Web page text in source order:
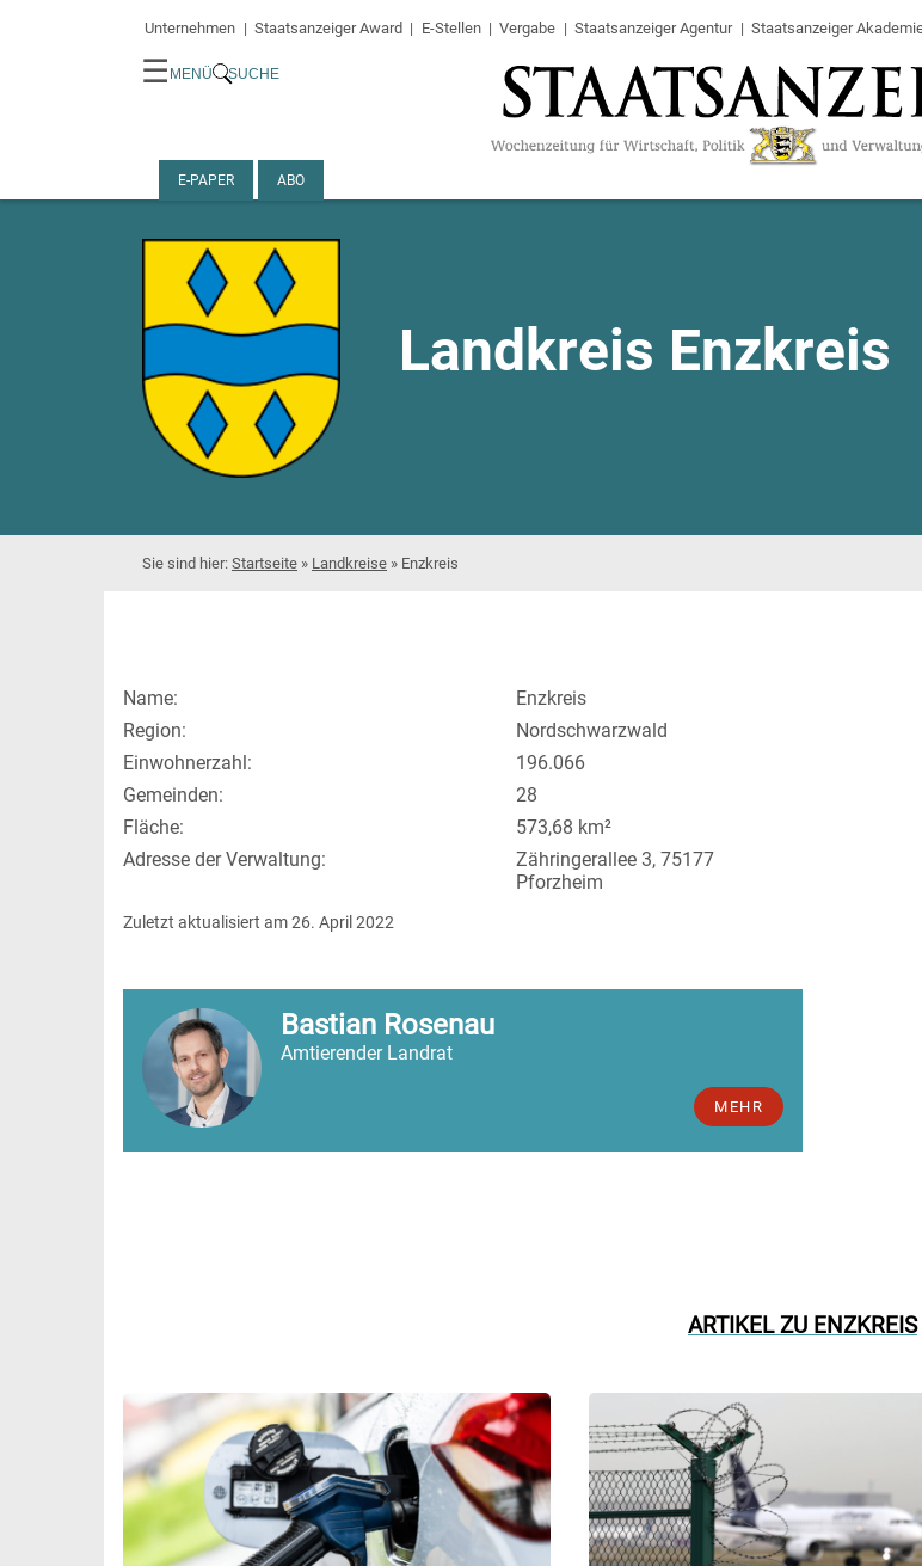
Unternehmen Staatsanzeiger Award E-Stellen Vergabe Staatsanzeiger Agentur Staatsanzeiger
☰ MENÜ SUCHE
E-PAPER ABO
Landkreis Enzkreis
Startseite » Landkreise » Enzkreis
Name:
Enzkreis
Region:
Nordschwarzwald
Einwohnerzahl:
196.066
Gemeinden:
28
Fläche:
573,68 km²
Adresse der Verwaltung:
Zähringerallee 3, 75177
Pforzheim
Zuletzt aktualisiert am 26. April 2022
Bastian Rosenau
Amtierender Landrat
MEHR
ARTIKEL ZU ENZKREIS